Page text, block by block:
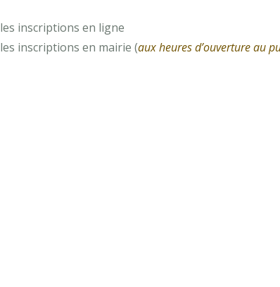
inscriptions en ligne
inscriptions en mairie (aux heures d’ouverture au